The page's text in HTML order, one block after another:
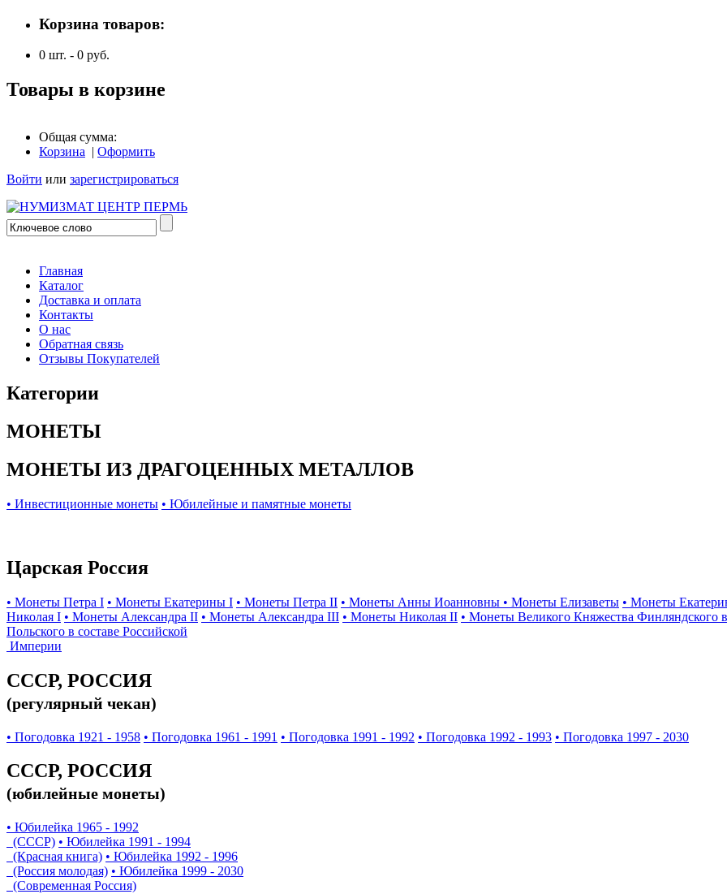
Корзина товаров:
0 шт. - 0 руб.
Товары в корзине
Общая сумма:
Корзина | Оформить
Войти или зарегистрироваться
Главная
Каталог
Доставка и оплата
Контакты
О нас
Обратная связь
Отзывы Покупателей
Категории
МОНЕТЫ
МОНЕТЫ ИЗ ДРАГОЦЕННЫХ МЕТАЛЛОВ
• Инвестиционные монеты • Юбилейные и памятные монеты
Царская Россия
• Монеты Петра I • Монеты Екатерины I • Монеты Петра II • Монеты Анны Иоанновны • Монеты Елизаветы • Монеты
Николая I • Монеты Александра II • Монеты Александра III • Монеты Николая II • Монеты Великого Княжества Финляндского
Польского в составе Российской
Империи
СССР, РОССИЯ
(регулярный чекан)
• Погодовка 1921 - 1958 • Погодовка 1961 - 1991 • Погодовка 1991 - 1992 • Погодовка 1992 - 1993 • Погодовка 1997 - 2030
СССР, РОССИЯ
(юбилейные монеты)
• Юбилейка 1965 - 1992
(СССР) • Юбилейка 1991 - 1994
(Красная книга) • Юбилейка 1992 - 1996
(Россия молодая) • Юбилейка 1999 - 2030
(Современная Россия)